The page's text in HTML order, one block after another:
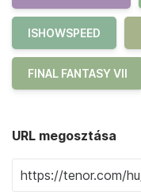
ISHOWSPEED
FINAL FANTASY VII
URL megosztása